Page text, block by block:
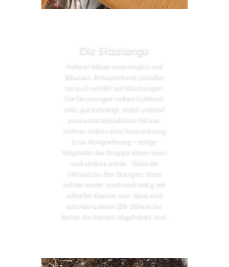
Die Sitzstange
Hühner lebten ursprünglich auf
Bäumen. Entsprechend schlafen
sie auch erhöht auf Sitzstangen.
Die Sitzstangen sollten hüfthoch
sein, gut befestigt, stabil und auf
zwei unterschiedlichen Höhen.
Hühner haben eine Hackordnung
bzw. Rangordnung – einige
Mitglieder der Gruppe sitzen oben
und andere unten. Noch ein
Hinweis zu den Stangen: diese
sollten weder rund noch eckig mit
scharfen Kanten sein. Ideal sind
schmale Leisten (25-35mm) bei
denen die Kanten abgehobelt sind.